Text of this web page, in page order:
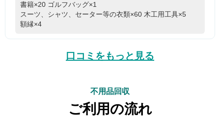
書籍×20 ゴルフバッグ×1
スーツ、シャツ、セーター等の衣類×60 木工用工具×5
額縁×4
口コミをもっと見る
不用品回収
ご利用の流れ